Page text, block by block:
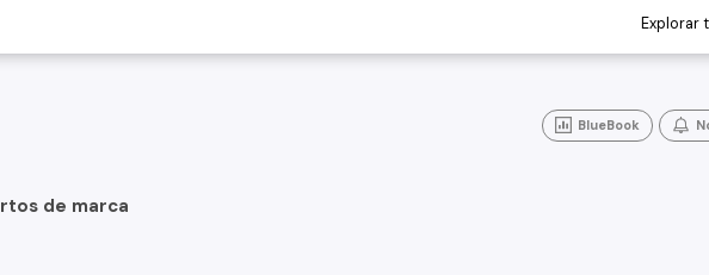
Explorar
BlueBook
de marca